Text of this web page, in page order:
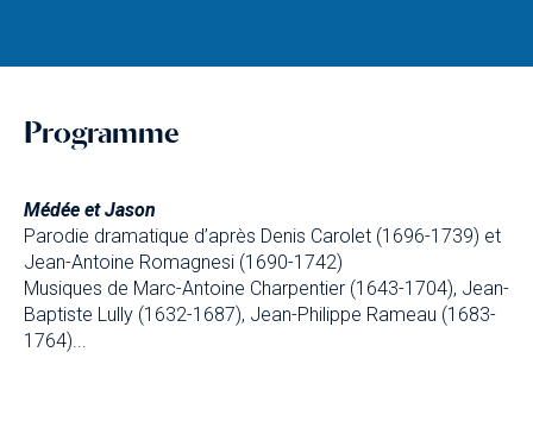
Programme
Médée et Jason
Parodie dramatique d’après Denis Carolet (1696-1739) et
Jean-Antoine Romagnesi (1690-1742)
Musiques de Marc-Antoine Charpentier (1643-1704), Jean-
Baptiste Lully (1632-1687), Jean-Philippe Rameau (1683-
1764)...